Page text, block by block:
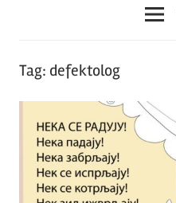
magareće
klupe
Tag: defektolog